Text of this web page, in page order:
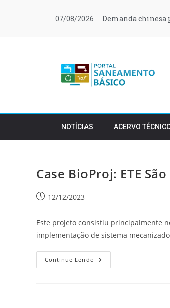
07/08/2026 Demanda chinesa
NOTÍCIAS ACERVO
Case BioProj: ETE
12/12/2023
Este projeto consistiu principalmente
implementação de sistema
Continue Lendo